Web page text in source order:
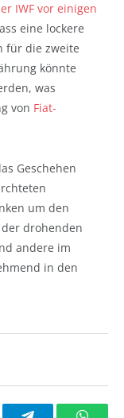
IWF vor einigen
eine lockere
für die zweite
könnte
was
von Fiat-
Geschehen
um den
drohenden
andere im
in den